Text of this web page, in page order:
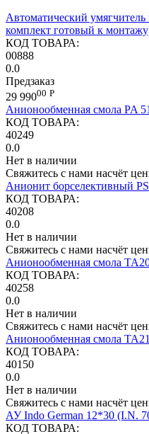
Автоматический
комплект готовый к
КОД ТОВАРА:
00888
0.0
Предзаказ
29 99000 Р
Анионообменная смола PA
КОД ТОВАРА:
40249
0.0
Нет в наличии
Свяжитесь с нами насчёт
Анионит борселективный
КОД ТОВАРА:
40208
0.0
Нет в наличии
Свяжитесь с нами насчёт
Анионообменная смола
КОД ТОВАРА:
40258
0.0
Нет в наличии
Свяжитесь с нами насчёт
Анионообменная смола
КОД ТОВАРА:
40150
0.0
Нет в наличии
Свяжитесь с нами насчёт
АУ Indo German 12*30 (I.N.
КОД ТОВАРА: